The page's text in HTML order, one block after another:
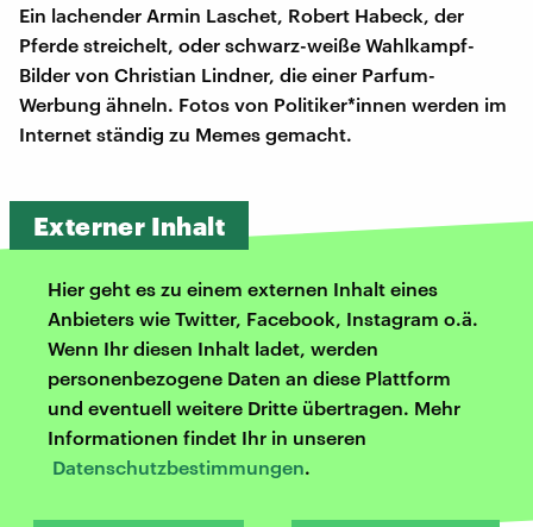
Ein lachender Armin Laschet, Robert Habeck, der
Pferde streichelt, oder schwarz-weiße Wahlkampf-
Bilder von Christian Lindner, die einer Parfum-
Werbung ähneln. Fotos von Politiker*innen werden im
Internet ständig zu Memes gemacht.
Externer Inhalt
Hier geht es zu einem externen Inhalt eines
Anbieters wie Twitter, Facebook, Instagram o.ä.
Wenn Ihr diesen Inhalt ladet, werden
personenbezogene Daten an diese Plattform
und eventuell weitere Dritte übertragen. Mehr
Informationen findet Ihr in unseren
Datenschutzbestimmungen.